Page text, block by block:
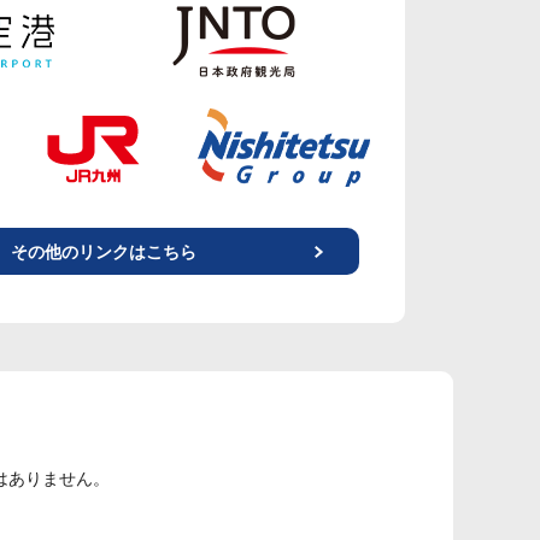
その他のリンクはこちら
りません。